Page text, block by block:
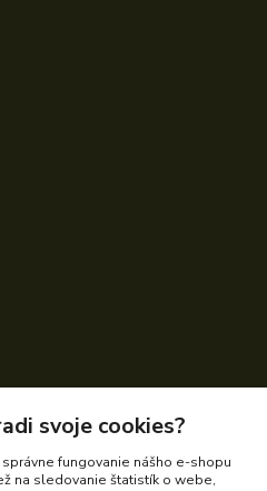
svoje cookies?
fungovanie nášho e-shopu
na sledovanie štatistík o webe,